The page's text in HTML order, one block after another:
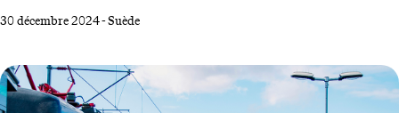
territoire emprunte à l’Europe centrale un climat plus doux ; à la mer du
technicolor ; à la mer Baltique son eau très peu salée et des traditions
de villégiature.
30 décembre 2024-Suède